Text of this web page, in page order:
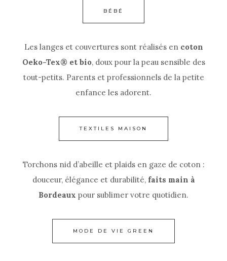
BÉBÉ
Les langes et couvertures sont réalisés en coton
Oeko-Tex® et bio, doux pour la peau sensible des
tout-petits. Parents et professionnels de la petite
enfance les adorent.
TEXTILES MAISON
Torchons nid d’abeille et plaids en gaze de coton :
douceur, élégance et durabilité, faits main à
Bordeaux pour sublimer votre quotidien.
MODE DE VIE GREEN